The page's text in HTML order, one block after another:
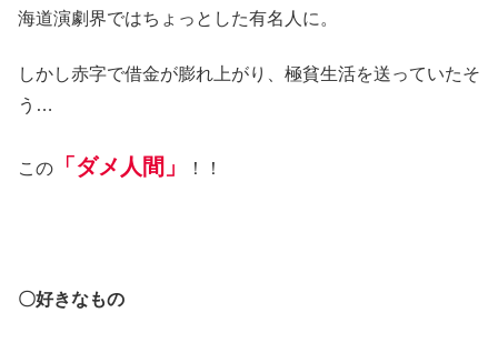
海道演劇界ではちょっとした有名人に。
しかし赤字で借金が膨れ上がり、極貧生活を送っていたそ
う…
この 「ダメ人間」 ！！
〇好きなもの